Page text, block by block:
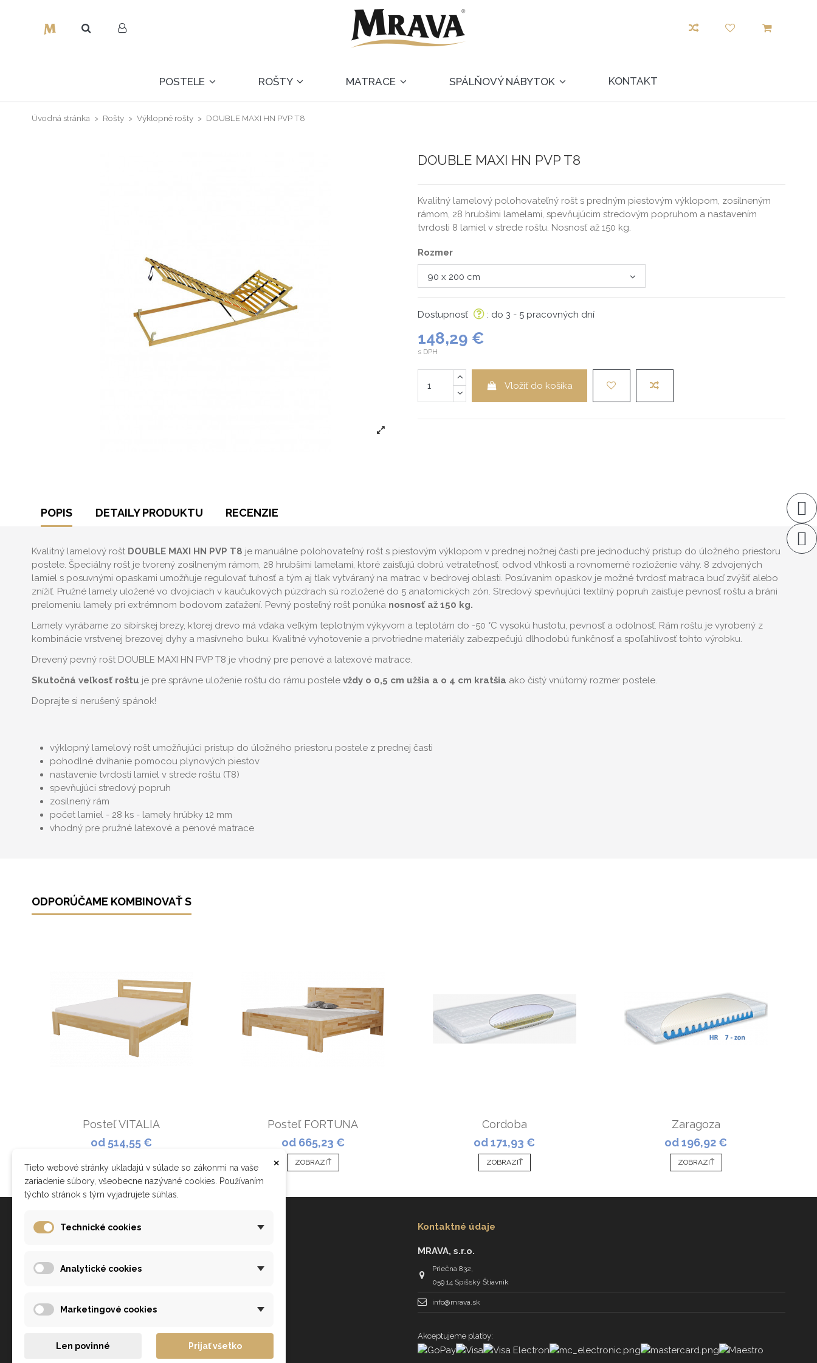
POSTELE ROŠTY MATRACE SPÁLŇOVÝ NÁBYTOK KONTAKT
Úvodná stránka Rošty Výklopné rošty DOUBLE MAXI HN PVP T8
DOUBLE MAXI HN PVP T8
Kvalitný lamelový polohovateľný rošt s predným piestovým výklopom, zosilneným
rámom, 28 hrubšími lamelami, spevňujúcim stredovým popruhom a nastavením
tvrdosti 8 lamiel v strede roštu. Nosnosť až 150 kg.
Rozmer
Dostupnosť : do 3 - 5 pracovných dní
148,29 €
s DPH
Vložiť do košíka
POPIS DETAILY PRODUKTU RECENZIE
Kvalitný lamelový rošt DOUBLE MAXI HN PVP T8 je manuálne polohovateľný rošt s piestovým výklopom v prednej nožnej časti pre jednoduchý prístup do úložného priestoru
postele. Špeciálny rošt je tvorený zosilneným rámom, 28 hrubšími lamelami, ktoré zaisťujú dobrú vetrateľnosť, odvod vlhkosti a rovnomerné rozloženie váhy. 8 zdvojených
lamiel s posuvnými opaskami umožňuje regulovať tuhosť a tým aj tlak vytváraný na matrac v bedrovej oblasti. Posúvaním opaskov je možné tvrdosť matraca buď zvýšiť alebo
znížiť. Pružné lamely uložené vo dvojiciach v kaučukových púzdrach sú rozložené do 5 anatomických zón. Stredový spevňujúci textilný popruh zaisťuje pevnosť roštu a bráni
prelomeniu lamely pri extrémnom bodovom zaťažení. Pevný posteľný rošt ponúka nosnosť až 150 kg.
Lamely vyrábame zo sibírskej brezy, ktorej drevo má vďaka veľkým teplotným výkyvom a teplotám do -50 °C vysokú hustotu, pevnosť a odolnosť. Rám roštu je vyrobený z
kombinácie vrstvenej brezovej dyhy a masívneho buku. Kvalitné vyhotovenie a prvotriedne materiály zabezpečujú dlhodobú funkčnosť a spoľahlivosť tohto výrobku.
Drevený pevný rošt DOUBLE MAXI HN PVP T8 je vhodný pre penové a latexové matrace.
Skutočná veľkosť roštu je pre správne uloženie roštu do rámu postele vždy o 0,5 cm užšia a o 4 cm kratšia ako čistý vnútorný rozmer postele.
Doprajte si nerušený spánok!
výklopný lamelový rošt umožňujúci prístup do úložného priestoru postele z prednej časti
pohodlné dvíhanie pomocou plynových piestov
nastavenie tvrdosti lamiel v strede roštu (T8)
spevňujúci stredový popruh
zosilnený rám
počet lamiel - 28 ks - lamely hrúbky 12 mm
vhodný pre pružné latexové a penové matrace
ODPORÚČAME KOMBINOVAŤ S
Posteľ VITALIA
od 514,55 €
ZOBRAZIŤ
Posteľ FORTUNA
od 665,23 €
ZOBRAZIŤ
Cordoba
od 171,93 €
ZOBRAZIŤ
Zaragoza
od 196,92 €
ZOBRAZIŤ
Všetko o nákupe
Obchodné podmienky
Reklamačný poriadok
Kontaktné údaje
MRAVA, s.r.o.
Priečna 832,
059 14 Spišský Štiavnik
info@mrava.sk
Akceptujeme platby:
×
Tieto webové stránky ukladajú v súlade so zákonmi na vaše
zariadenie súbory, všeobecne nazývané cookies. Používaním
týchto stránok s tým vyjadrujete súhlas.
Technické cookies
Analytické cookies
Marketingové cookies
Len povinné Prijať všetko